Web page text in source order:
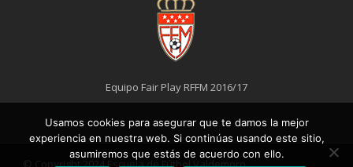
Equipo Fair Play RFFM 2016/17
© Copyright 2024 Escuela de Fútbol Valdemoro
Usamos cookies para asegurar que te damos la mejor
experiencia en nuestra web. Si continúas usando este sitio,
asumiremos que estás de acuerdo con ello.